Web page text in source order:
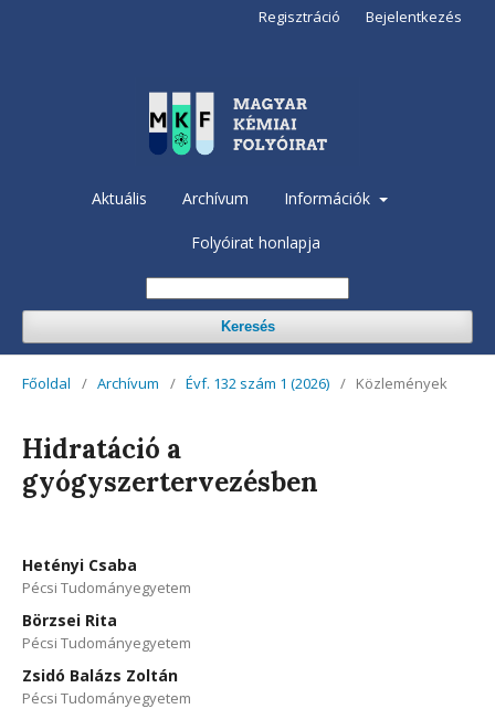
Aktuális Archívum Információk
Folyóirat honlapja
Keresés
Regisztráció Bejelentkezés
Főoldal / Archívum / Évf. 132 szám 1 (2026) / Közlemények
Hidratáció a
gyógyszertervezésben
Hetényi Csaba
Pécsi Tudományegyetem
Börzsei Rita
Pécsi Tudományegyetem
Zsidó Balázs Zoltán
Pécsi Tudományegyetem